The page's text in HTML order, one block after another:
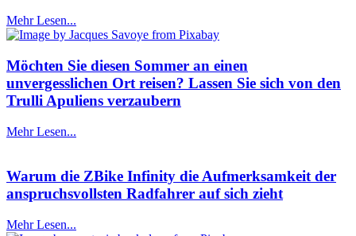
Mehr Lesen...
Möchten Sie diesen Sommer an einen
unvergesslichen Ort reisen? Lassen Sie sich von den
Trulli Apuliens verzaubern
Mehr Lesen...
Warum die ZBike Infinity die Aufmerksamkeit der
anspruchsvollsten Radfahrer auf sich zieht
Mehr Lesen...